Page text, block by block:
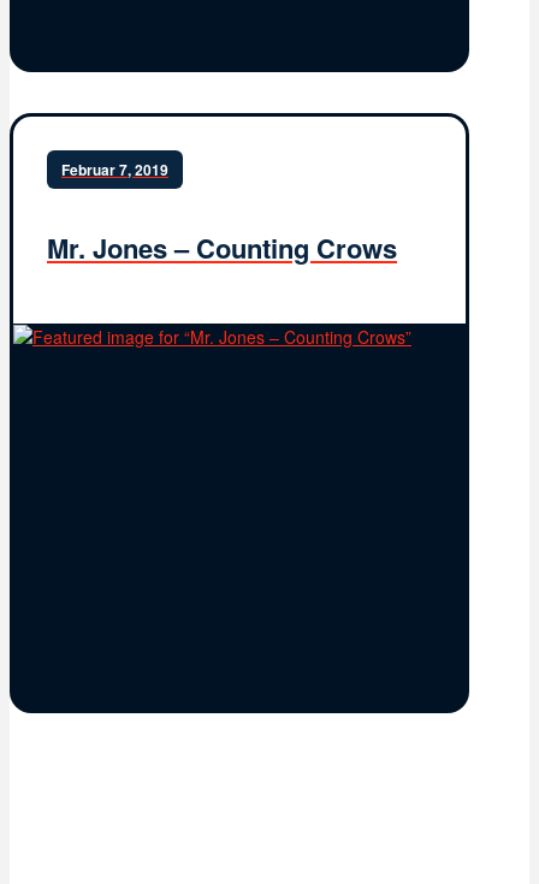
Februar 7, 2019
Mr. Jones – Counting Crows